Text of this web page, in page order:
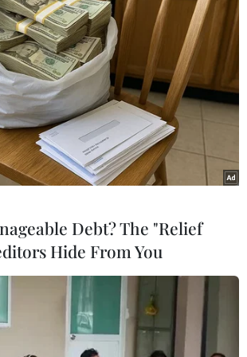
phạm hình sự #Hình sự
#Công an
pháp #Pháp luật
#Pháp đình
xã hội #Chính trị
#VietnamPlus
TP. Hà Nội Tp. Hồ Chí Minh
Debt? The "Relief
Hide From You